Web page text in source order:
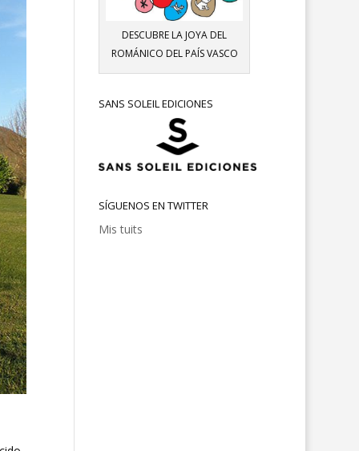
DESCUBRE LA JOYA DEL
ROMÁNICO DEL PAÍS VASCO
SANS SOLEIL EDICIONES
SÍGUENOS EN TWITTER
Mis tuits